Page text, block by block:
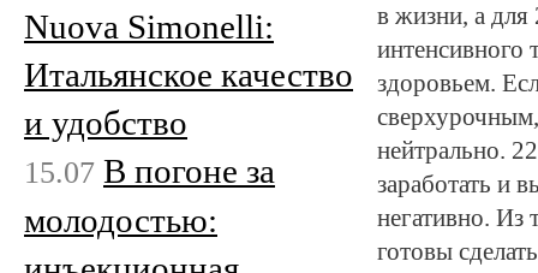
в жизни, а для
интенсивного
здоровьем.
нейтрально.
заработать и
негативно. Из
готовы
Nuova Simonelli:
Итальянское качество
и удобство
15.07 В погоне за
молодостью: